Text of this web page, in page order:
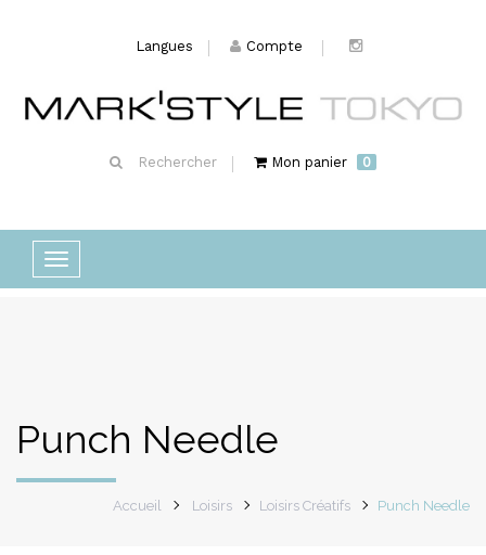
Langues Compte
Rechercher Mon panier 0
Basculer
la
Punch Needle
Accueil Loisirs Loisirs Créatifs Punch Needle